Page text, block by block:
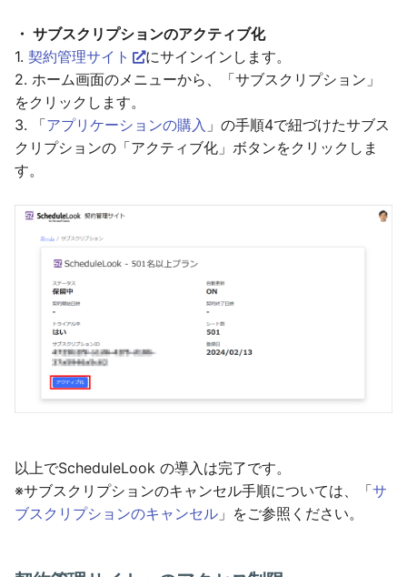
・ サブスクリプションのアクティブ化
1. 契約管理サイト
にサインインします。
2. ホーム画面のメニューから、「サブスクリプション」
をクリックします。
3. 「アプリケーションの購入 」の手順4で紐づけたサブス
クリプションの「アクティブ化」ボタンをクリックしま
す。
以上でScheduleLook の導入は完了です。
※サブスクリプションのキャンセル手順については、「サ
ブスクリプションのキャンセル 」をご参照ください。